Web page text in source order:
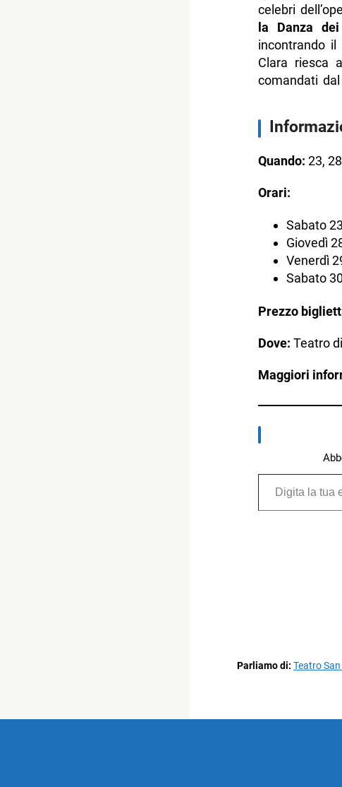
celebri
la Danza
incontrando
Clara riesca
comandati
Quando: 23,
Orari:
Sabato
Giovedì
Venerdì
Sabato
Prezzo
Dove: Teatro
Maggiori
Digita la tua e-mail...
Parliamo di: Teatro